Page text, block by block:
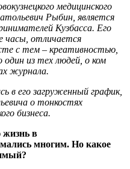
медицинского
Рыбин, является
Кузбасса. Его
часы, отличается
с тем – креативностью,
из тех людей, о ком
журнала.
в его загруженный график,
о тонкостях
бизнеса.
жизнь в
многим. Но какое